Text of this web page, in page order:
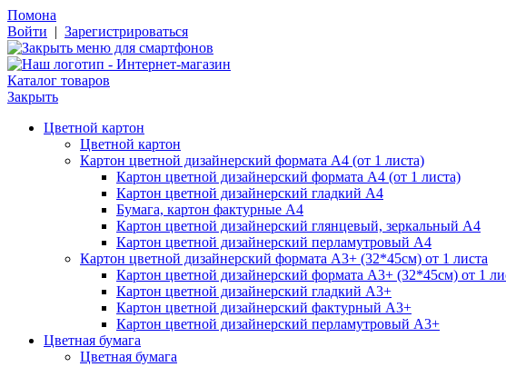
Помона
Войти | Зарегистрироваться
Каталог товаров
Закрыть
Цветной картон
Цветной картон
Картон цветной дизайнерский формата А4 (от 1 листа)
Картон цветной дизайнерский формата А4 (от 1 листа)
Картон цветной дизайнерский гладкий А4
Бумага, картон фактурные А4
Картон цветной дизайнерский глянцевый, зеркальный А4
Картон цветной дизайнерский перламутровый А4
Картон цветной дизайнерский формата А3+ (32*45см) от 1 листа
Картон цветной дизайнерский формата А3+ (32*45см) от 1
Картон цветной дизайнерский гладкий А3+
Картон цветной дизайнерский фактурный А3+
Картон цветной дизайнерский перламутровый А3+
Цветная бумага
Цветная бумага